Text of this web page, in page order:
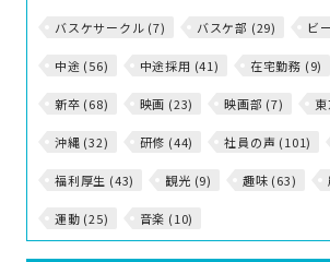
バスケサークル (7) バスケ部 (29) ビ
中途 (56) 中途採用 (41) 在宅勤務 (9)
新卒 (68) 映画 (23) 映画部 (7)
沖縄 (32) 研修 (44) 社員の声 (101)
福利厚生 (43) 観光 (9) 趣味 (63)
運動 (25) 音楽 (10)